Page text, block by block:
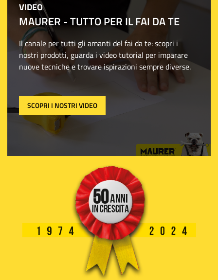
VIDEO
MAURER - TUTTO PER IL FAI DA TE
Il canale per tutti gli amanti del fai da te: scopri i
nostri prodotti, guarda i video tutorial per imparare
nuove tecniche e trovare ispirazioni sempre diverse.
SCOPRI I NOSTRI VIDEO